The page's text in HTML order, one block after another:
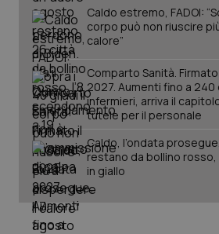
Caldo estremo, FADOI:
corpo può non riuscire
calore”
Comparto Sanità.
2027. Aumenti fino a 240
infermieri, arriva il
tutele per il personale
Caldo, l’ondata
restano da bollino
in giallo